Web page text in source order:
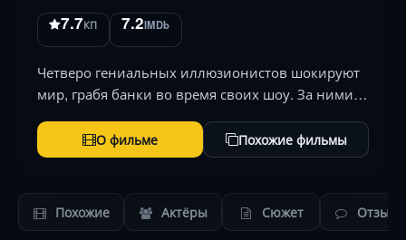
7.7КП 7.2IMDb
Четверо гениальных иллюзионистов шокируют
мир, грабя банки во время своих шоу. За ними
вызов реальности. Звездный ансамбль в
гипнотическом триллере о власти иллюзии .
О фильме Похожие фильмы
Похожие Актёры Сюжет Отзывы